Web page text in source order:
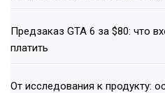
Предзаказ GTA 6 за $80: что
платить
От исследования к продукту: